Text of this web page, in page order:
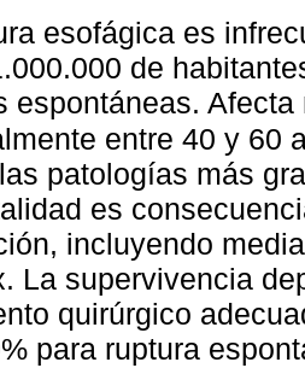
esofágica es
de
espontáneas.
entre 40 y 60
patologías más
es
incluyendo
La supervivencia
quirúrgico
para ruptura